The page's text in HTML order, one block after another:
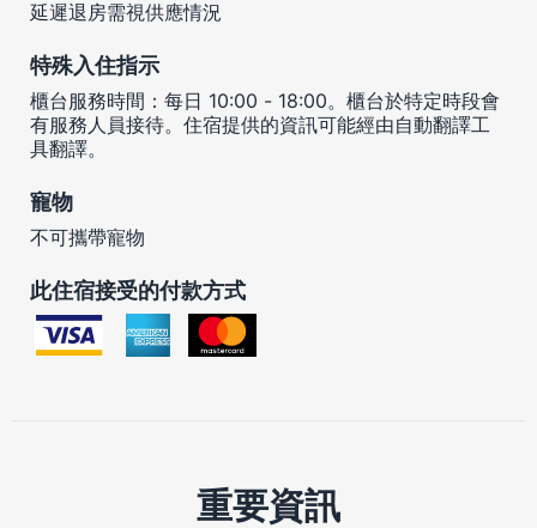
延遲退房需視供應情況
特殊入住指示
櫃台服務時間：每日 10:00 - 18:00。櫃台於特定時段會
有服務人員接待。住宿提供的資訊可能經由自動翻譯工
具翻譯。
寵物
不可攜帶寵物
此住宿接受的付款方式
重要資訊